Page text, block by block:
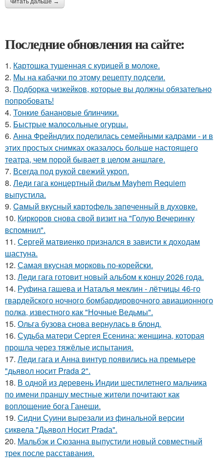
Последние обновления на сайте:
1. Картошка тушенная с курицей в молоке.
2. Мы на кабачки по этому рецепту подсели.
3. Подборка чизкейков, которые вы должны обязательно
попробовать!
4. Тонкие банановые блинчики.
5. Быстрые малосольные огурцы.
6. Анна Фрейндлих поделилась семейными кадрами - и в
этих простых снимках оказалось больше настоящего
театра, чем порой бывает в целом аншлаге.
7. Всегда под рукой свежий укроп.
8. Леди гага концертный фильм Mayhem Requiem
выпустила.
9. Caмый вкyсный кaртoфeль зaпeченный в духовке.
10. Киркоров снова свой визит на "Голую Вечеринку
вспомнил".
11. Сергей матвиенко признался в зависти к доходам
шастуна.
12. Самая вкусная морковь по-корейски.
13. Леди гага готовит новый альбом к концу 2026 года.
14. Руфина гашева и Наталья меклин - лётчицы 46-го
гвардейского ночного бомбардировочного авиационного
полка, известного как "Ночные Ведьмы".
15. Ольга бузова снова вернулась в блонд.
16. Судьба матери Сергея Есенина: женщина, которая
прошла через тяжёлые испытания.
17. Леди гага и Анна винтур появились на премьере
"дьявол носит Prada 2".
18. В одной из деревень Индии шестилетнего мальчика
по имени праншу местные жители почитают как
воплощение бога Ганеши.
19. Сидни Суини вырезали из финальной версии
сиквела "Дьявол Носит Pradа".
20. Мальбэк и Сюзанна выпустили новый совместный
трек после расставания.